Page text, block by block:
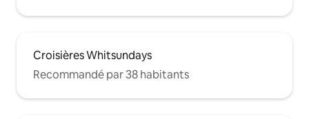
Croisières Whitsundays
Recommandé par 38 habitants